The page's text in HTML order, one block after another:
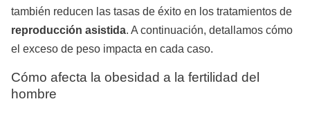
también reducen las tasas de éxito en los tratamientos de
reproducción asistida. A continuación, detallamos cómo
el exceso de peso impacta en cada caso.
Cómo afecta la obesidad a la fertilidad del
hombre